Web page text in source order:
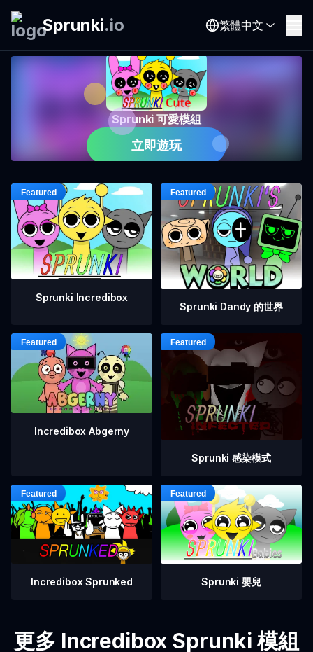
Sprunki.io 繁體中文
Sprunki 可愛模組
立即遊玩
Sprunki Incredibox
Sprunki Dandy 的世界
Incredibox Abgerny
Sprunki 感染模式
Incredibox Sprunked Sprunki 嬰兒
更多 Incredibox Sprunki 模組